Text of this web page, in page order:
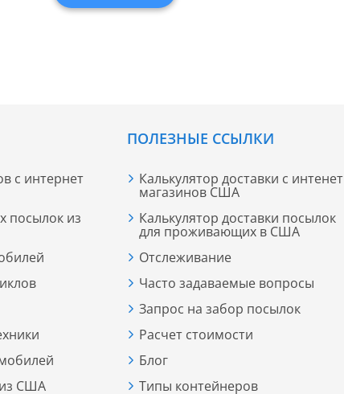
с интернет
посылок из
США
ПОЛЕЗНЫЕ ССЫЛКИ
Калькулятор доставки с интенет
магазинов США
Калькулятор доставки посылок
для проживающих в США
Отслеживание
Часто задаваемые вопросы
Запрос на забор посылок
Расчет стоимости
Блог
Типы контейнеров